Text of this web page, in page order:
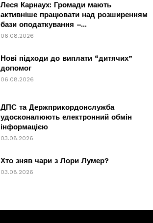
Леся Карнаух: Громади мають
активніше працювати над розширенням
бази оподаткування –...
06.08.2026
Нові підходи до виплати “дитячих”
допомог
06.08.2026
ДПС та Держприкордонслужба
удосконалюють електронний обмін
інформацією
03.08.2026
Хто зняв чари з Лори Лумер?
03.08.2026